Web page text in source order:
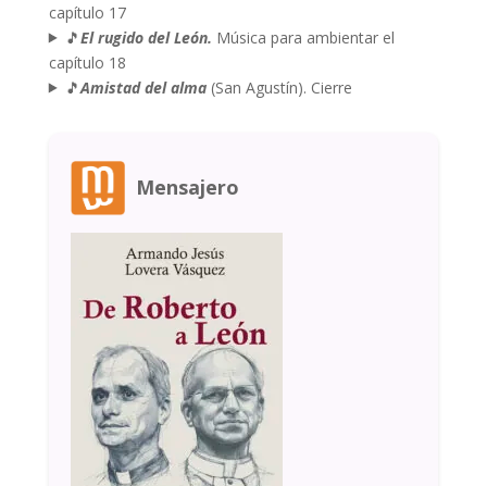
capítulo 17
🎵El rugido del León. Música para ambientar el
capítulo 18
🎵Amistad del alma(San Agustín). Cierre
Mensajero